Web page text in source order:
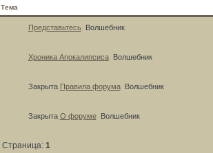
Тема
Представьтесь Волшебник
Хроника Апокалипсиса Волшебник
Закрыта Правила форума Волшебник
Закрыта О форуме Волшебник
Страница: 1